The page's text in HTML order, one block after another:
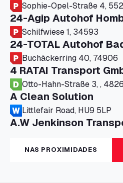
Sophie-Opel-Straße 4,
24-Agip Autohof
Schilfwiese 1, 34593
24-TOTAL Autohof
Buchäckerring 40, 74906
4 RATAI Transport
Otto-Hahn-Straße
A Clean Solution
Littlefair Road, HU9 5LP
A.W Jenkinson
Progress House, ME11
A+G Nettetal - Depot
Am Panneschopp 7, 41334
NAS PROXIMIDADES